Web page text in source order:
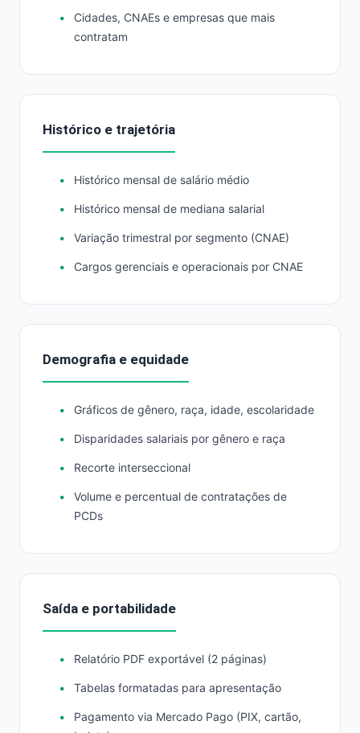
Cidades, CNAEs e empresas que mais
contratam
Histórico e trajetória
Histórico mensal de salário médio
Histórico mensal de mediana salarial
Variação trimestral por segmento (CNAE)
Cargos gerenciais e operacionais por CNAE
Demografia e equidade
Gráficos de gênero, raça, idade, escolaridade
Disparidades salariais por gênero e raça
Recorte interseccional
Volume e percentual de contratações de
PCDs
Saída e portabilidade
Relatório PDF exportável (2 páginas)
Tabelas formatadas para apresentação
Pagamento via Mercado Pago (PIX, cartão,